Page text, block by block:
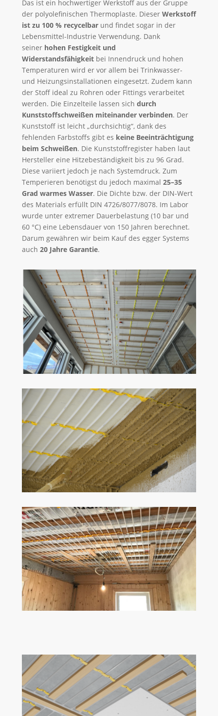
Das ist ein hochwertiger Werkstoff aus der Gruppe
der polyolefinischen Thermoplaste. Dieser Werkstoff
ist zu 100 % recycelbarund findet sogar in der
Lebensmittel-Industrie Verwendung. Dank
seiner hohen Festigkeit und
Widerstandsfähigkeitbei Innendruck und hohen
Temperaturen wird er vor allem bei Trinkwasser-
und Heizungsinstallationen eingesetzt. Zudem kann
der Stoff ideal zu Rohren oder Fittings verarbeitet
werden. Die Einzelteile lassen sich durch
Kunststoffschweißen miteinander verbinden. Der
Kunststoff ist leicht „durchsichtig“, dank des
fehlenden Farbstoffs gibt es keine Beeinträchtigung
beim Schweißen. Die Kunststoffregister haben laut
Hersteller eine Hitzebeständigkeit bis zu 96 Grad.
Diese variiert jedoch je nach Systemdruck. Zum
Temperieren benötigst du jedoch maximal 25–35
Grad warmes Wasser. Die Dichte bzw. der DIN-Wert
des Materials erfüllt DIN 4726/8077/8078. Im Labor
wurde unter extremer Dauerbelastung (10 bar und
60 °C) eine Lebensdauer von 150 Jahren berechnet.
Darum gewähren wir beim Kauf des egger Systems
auch 20 Jahre Garantie.